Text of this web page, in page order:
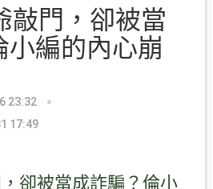
敲門，卻被當
小編的內心崩
23:32
17:49
卻被當成詐騙？倫小